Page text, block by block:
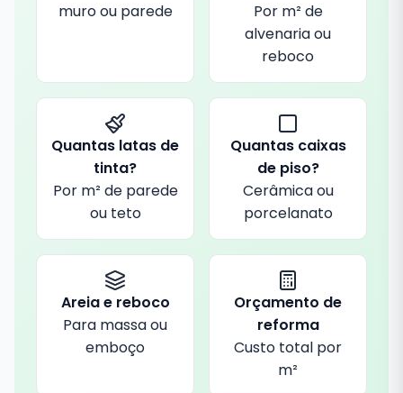
muro ou parede
Por m² de
alvenaria ou
reboco
Quantas latas de
tinta?
Por m² de parede
ou teto
Quantas caixas
de piso?
Cerâmica ou
porcelanato
Areia e reboco
Para massa ou
emboço
Orçamento de
reforma
Custo total por
m²